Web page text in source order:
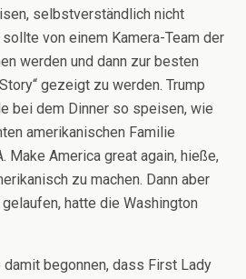
selbstverständlich nicht
von einem Kamera-Team der
werden und dann zur besten
gezeigt zu werden. Trump
bei dem Dinner so speisen, wie
amerikanischen Familie
Make America great again, hieße,
zu machen. Dann aber
hatte die Washington
begonnen, dass First Lady